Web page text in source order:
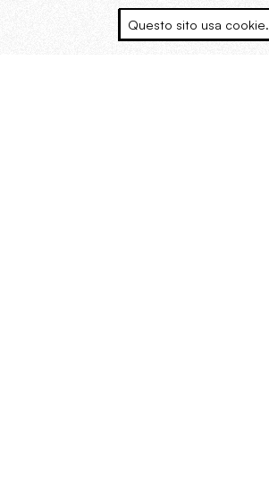
Questo sito usa cookie.